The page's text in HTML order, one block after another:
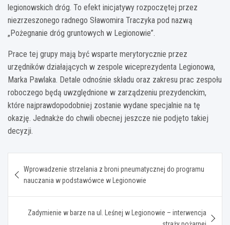
legionowskich dróg. To efekt inicjatywy rozpoczętej przez
niezrzeszonego radnego Sławomira Traczyka pod nazwą
„Pożegnanie dróg gruntowych w Legionowie”.
Prace tej grupy mają być wsparte merytorycznie przez
urzędników działających w zespole wiceprezydenta Legionowa,
Marka Pawlaka. Detale odnośnie składu oraz zakresu prac zespołu
roboczego będą uwzględnione w zarządzeniu prezydenckim,
które najprawdopodobniej zostanie wydane specjalnie na tę
okazję. Jednakże do chwili obecnej jeszcze nie podjęto takiej
decyzji.
wpisu
Wprowadzenie strzelania z broni pneumatycznej do programu
nauczania w podstawówce w Legionowie
Zadymienie w barze na ul. Leśnej w Legionowie – interwencja